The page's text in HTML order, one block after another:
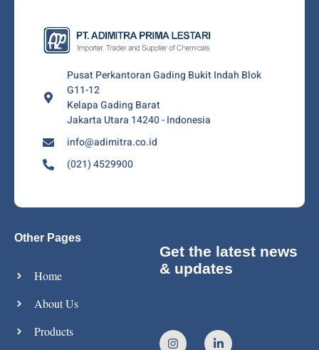
Pusat Perkantoran Gading Bukit Indah Blok
G11-12
Kelapa Gading Barat
Jakarta Utara 14240 - Indonesia
info@adimitra.co.id
(021) 4529900
Other Pages
Home
About Us
Products
Get the latest news
& updates